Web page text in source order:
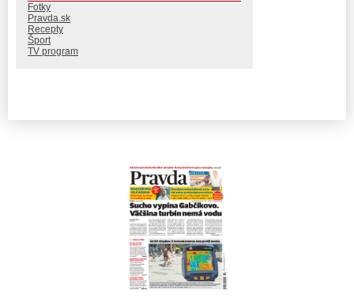
Fotky
Pravda.sk
Recepty
Šport
TV program